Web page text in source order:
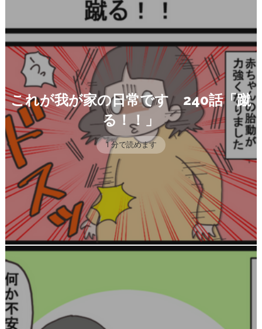
これが我が家の日常です 240話「蹴
る！！」
1 分で読めます